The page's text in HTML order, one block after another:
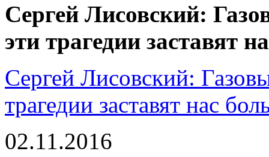
Сергей Лисовский:
эти трагедии заставят
Сергей Лисовский:
трагедии заставят нас
02.11.2016